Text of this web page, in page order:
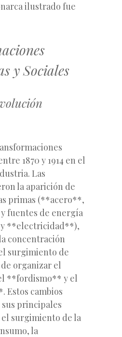
ilustrado fue
y Sociales
1870 y 1914 en el
Las
la aparición de
primas (**acero**,
fuentes de energía
**electricidad**),
concentración
surgimiento de
organizar el
**fordismo** y el
cambios
principales
el surgimiento de la
la